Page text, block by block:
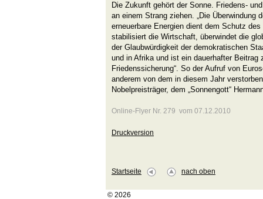
Die Zukunft gehört der Sonne. Friedens-
an einem Strang ziehen. „Die Überwindung
erneuerbare Energien dient dem Schutz
stabilisiert die Wirtschaft, überwindet die
der Glaubwürdigkeit der demokratischen
und in Afrika und ist ein dauerhafter Beitrag
Friedenssicherung“. So der Aufruf von
anderem von dem in diesem Jahr
Nobelpreisträger, dem „Sonnengott“
Online-Flyer Nr. 279 vom 07.12.2010
Druckversion
Startseite nach oben
© 2026